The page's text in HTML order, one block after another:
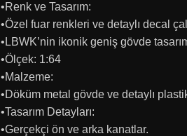
•Renk ve Tasarım:
•Özel fuar renkleri ve detaylı decal
•LBWK’nin ikonik geniş gövde
•Ölçek: 1:64
•Malzeme:
•Döküm metal gövde ve detaylı
•Tasarım Detayları:
•Gerçekçi ön ve arka kanatlar.